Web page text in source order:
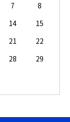
7
8
14
15
21
22
28
29